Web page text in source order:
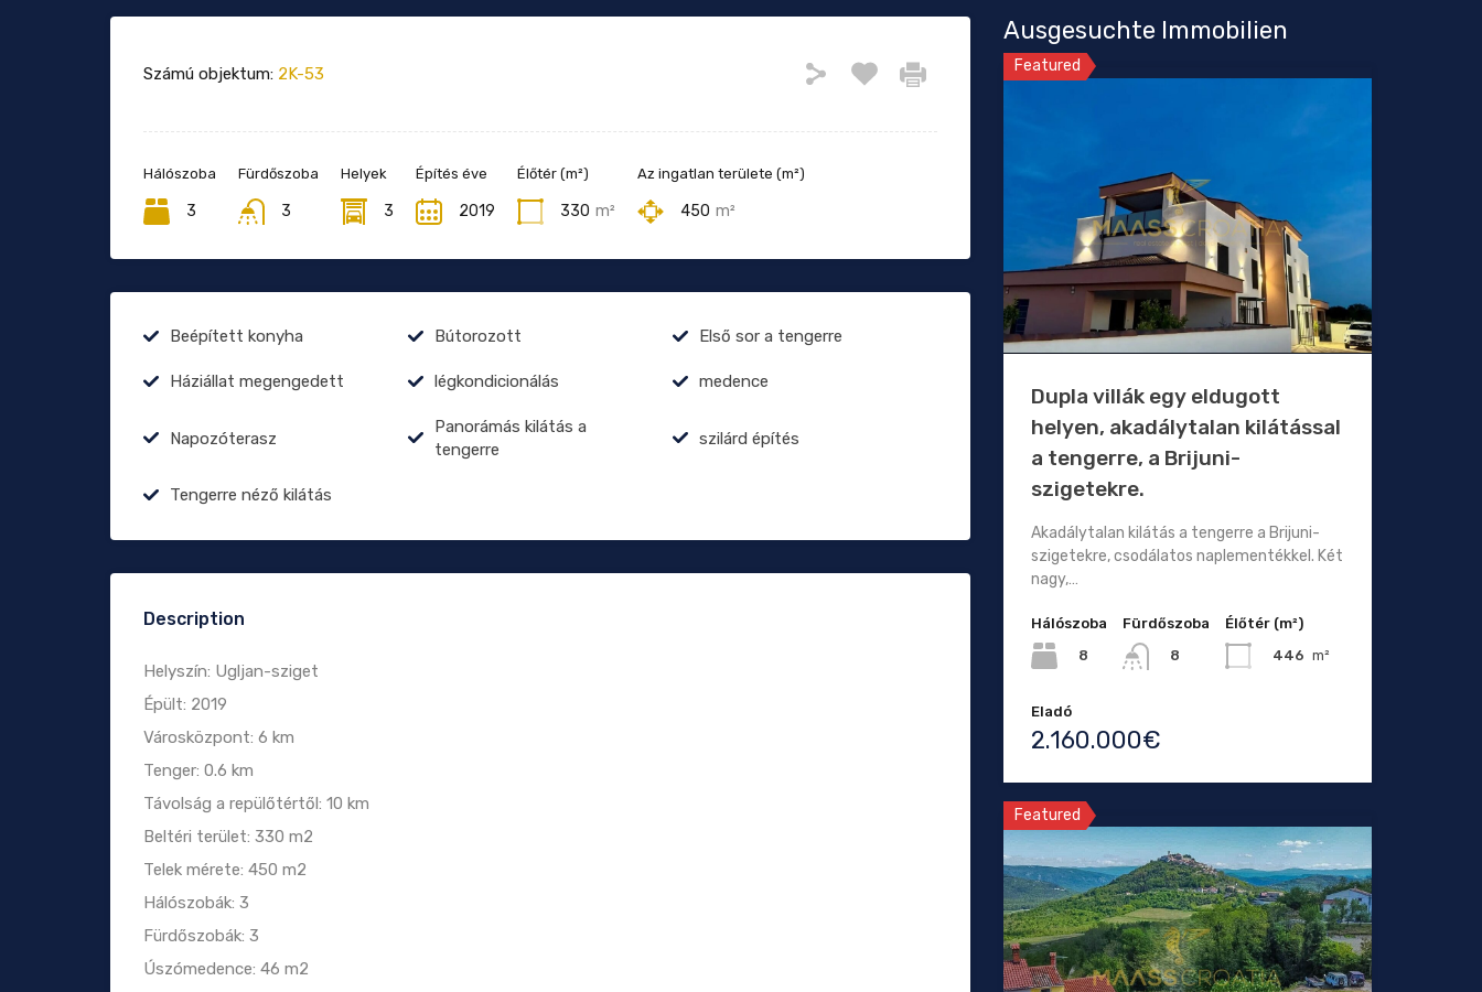
Számú objektum: 2K-53
Hálószoba
3
Fürdőszoba
3
Helyek
3
Építés éve
2019
Élőtér (m²)
330 m²
Az ingatlan területe (m²)
450 m²
Beépített konyha Bútorozott Első sor a tengerre
Háziállat megengedett légkondicionálás medence
Napozóterasz
Panorámás kilátás a
tengerre
szilárd építés
Tengerre néző kilátás
Description
Helyszín: Ugljan-sziget
Épült: 2019
Városközpont: 6 km
Tenger: 0.6 km
Távolság a repülőtértől: 10 km
Beltéri terület: 330 m2
Telek mérete: 450 m2
Hálószobák: 3
Fürdőszobák: 3
Úszómedence: 46 m2
Ausgesuchte Immobilien
Featured
Dupla villák egy eldugott
helyen, akadálytalan kilátással
a tengerre, a Brijuni-
szigetekre.
Akadálytalan kilátás a tengerre a Brijuni-
szigetekre, csodálatos naplementékkel. Két
nagy,…
Hálószoba
8
Fürdőszoba
8
Élőtér (m²)
446 m²
Eladó
2.160.000€
Featured